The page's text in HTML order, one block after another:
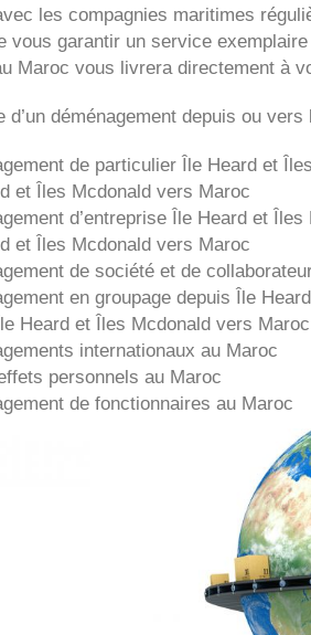
les compagnies maritimes
vous garantir un service
Maroc vous livrera directement à
d’un déménagement depuis ou
de particulier Île Heard et
et Îles Mcdonald vers Maroc
d’entreprise Île Heard et Îles
et Îles Mcdonald vers Maroc
de société et de
en groupage depuis Île
Heard et Îles Mcdonald vers Maroc
internationaux au Maroc
personnels au Maroc
de fonctionnaires au Maroc